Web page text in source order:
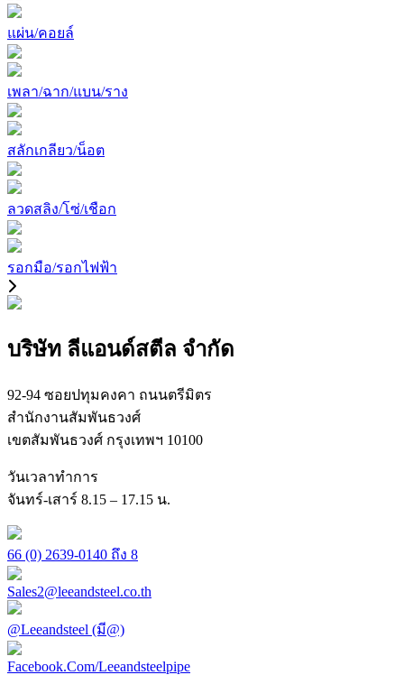
แผ่น/คอยล์
เพลา/ฉาก/แบน/ราง
สลักเกลียว/น็อต
ลวดสลิง/โซ่/เชือก
รอกมือ/รอกไฟฟ้า
บริษัท ลีแอนด์สตีล จำกัด
92-94 ซอยปทุมคงคา ถนนตรีมิตร
สำนักงานสัมพันธวงศ์
เขตสัมพันธวงศ์ กรุงเทพฯ 10100
วันเวลาทำการ
จันทร์-เสาร์ 8.15 – 17.15 น.
66 (0) 2639-0140 ถึง 8
Sales2@leeandsteel.co.th
@Leeandsteel (มี@)
Facebook.Com/Leeandsteelpipe